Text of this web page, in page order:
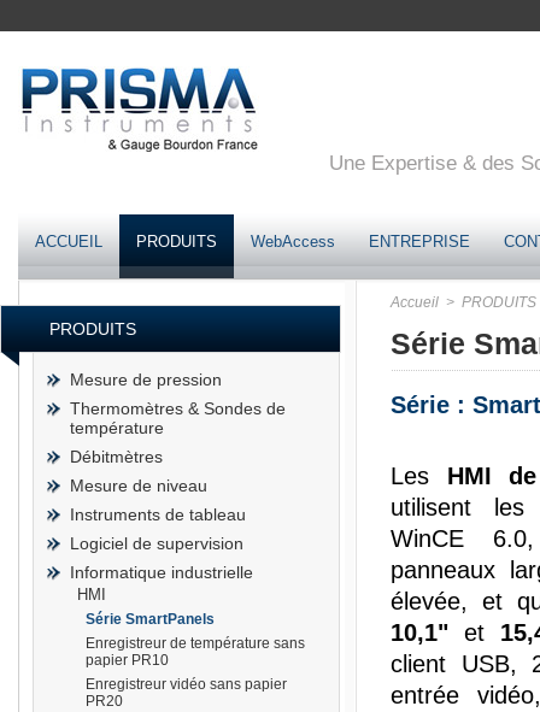
Une Expertise & des
ACCUEIL PRODUITS WebAccess ENTREPRISE
PRODUITS
Mesure de pression
Thermomètres & Sondes de
température
Débitmètres
Mesure de niveau
Instruments de tableau
Logiciel de supervision
Informatique industrielle
HMI
Série SmartPanels
Enregistreur de température sans
papier PR10
Enregistreur vidéo sans papier
PR20
Accueil > PRODUITS
Série
Série :
Les HMI
utilisent les
WinCE
panneaux
élevée, et
10,1" et
client USB,
entrée